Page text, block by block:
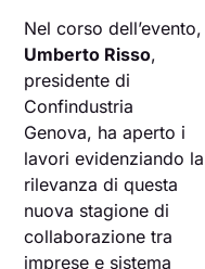
Nel corso dell’evento,
Umberto Risso,
presidente di
Confindustria
Genova, ha aperto i
lavori evidenziando la
rilevanza di questa
nuova stagione di
collaborazione tra
imprese e sistema